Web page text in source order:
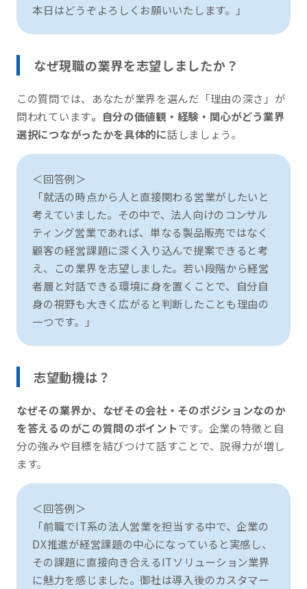
本日はどうぞよろしくお願いいたします。」
なぜ現職の業界を志望しましたか？
この質問では、あなたが業界を選んだ「理由の深さ」が
問われています。自分の価値観・経験・関心がどう業界
選択につながったかを具体的に話しましょう。
＜回答例＞
「就活の時点から人と直接関わる営業がしたいと
考えていました。その中で、法人向けのコンサル
ティング営業であれば、単なる製品販売ではなく
顧客の経営課題に深く入り込んで提案できると考
え、この業界を志望しました。若い段階から経営
者層と対話できる環境に身を置くことで、自分自
身の視野も大きく広がると判断したことも理由の
一つです。」
志望動機は？
なぜその業界か、なぜその会社・そのポジションなのか
を答えるのがこの質問のポイントです。企業の特徴と自
分の強みや目標を結びつけて話すことで、説得力が増し
ます。
＜回答例＞
「前職でIT系の法人営業を担当する中で、企業の
DX推進が経営課題の中心になっていると実感し、
その課題に直接向き合えるITソリューション業界
に魅力を感じました。御社は導入後のカスタマー